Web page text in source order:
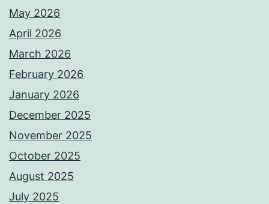
May 2026
April 2026
March 2026
February 2026
January 2026
December 2025
November 2025
October 2025
August 2025
July 2025